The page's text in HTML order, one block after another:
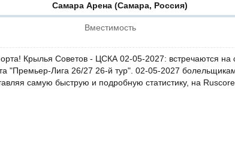
Самара Арена (Самара, Россия)
Вместимость
Крылья Советов - ЦСКА 02-05-2027: встречаются
"Премьер-Лига 26/27 26-й тур". 02-05-2027
самую быструю и подробную статистику, на